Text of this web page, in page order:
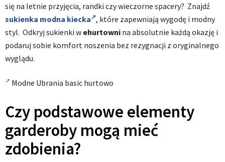
się na letnie przyjęcia, randki czy wieczorne spacery? Znajdź
sukienka modna kiecka , które zapewniają wygodę i modny
styl. Odkryj sukienki w ehurtowni na absolutnie każdą okazję i
podaruj sobie komfort noszenia bez rezygnacji z oryginalnego
wyglądu.
Modne Ubrania basic hurtowo
Czy podstawowe elementy
garderoby mogą mieć
zdobienia?